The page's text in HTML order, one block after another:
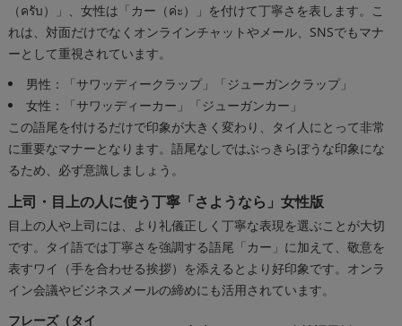
（ครับ）」、女性は「カー（ค่ะ）」を付けて丁寧さを表します。こ
れは、対面だけでなくオンラインチャットやメール、SNSでもマナ
ーとして重視されています。
男性：「サワッディークラップ」「ジューガンクラップ」
女性：「サワッディーカー」「ジューガンカー」
この語尾を付けるだけで印象が大きく変わり、タイ人にとって非常
に重要なマナーとなります。語尾なしではぶっきらぼうな印象にな
るため、必ず意識しましょう。
上司・目上の人に使う丁寧「さようなら」女性版
目上の人や上司には、より礼儀正しく丁寧な表現を選ぶことが大切
です。タイ語では丁寧さを強調する語尾「カー」に加えて、敬意を
表すワイ（手を合わせる挨拶）を添えるとより好印象です。オンラ
イン会議やビジネスメールの締めにも活用されています。
フレーズ（タイ